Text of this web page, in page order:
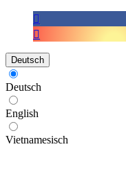
Deutsch
Deutsch
English
Vietnamesisch